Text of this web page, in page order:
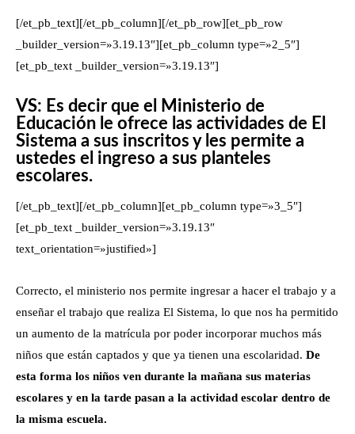
[/et_pb_text][/et_pb_column][/et_pb_row][et_pb_row
_builder_version=»3.19.13″][et_pb_column type=»2_5″]
[et_pb_text _builder_version=»3.19.13″]
VS: Es decir que el Ministerio de
Educación le ofrece las actividades de El
Sistema a sus inscritos y les permite a
ustedes el ingreso a sus planteles
escolares.
[/et_pb_text][/et_pb_column][et_pb_column type=»3_5″]
[et_pb_text _builder_version=»3.19.13″
text_orientation=»justified»]
Correcto, el ministerio nos permite ingresar a hacer el trabajo y a
enseñar el trabajo que realiza El Sistema, lo que nos ha permitido
un aumento de la matrícula por poder incorporar muchos más
niños que están captados y que ya tienen una escolaridad. De
esta forma los niños ven durante la mañana sus materias
escolares y en la tarde pasan a la actividad escolar dentro de
la misma escuela.